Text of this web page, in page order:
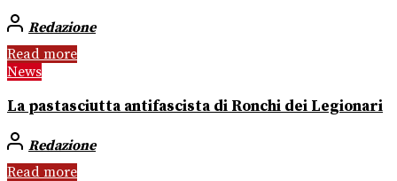
Redazione
Read more
News
La pastasciutta antifascista di Ronchi dei Legionari
Redazione
Read more